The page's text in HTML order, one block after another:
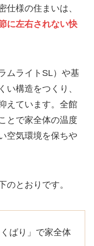
仕様の住まいは、
に左右されない快
ムライトSL）や基
い構造をつくり、
えています。全館
とで家全体の温度
空気環境を保ちや
のとおりです。
ばり」で家全体